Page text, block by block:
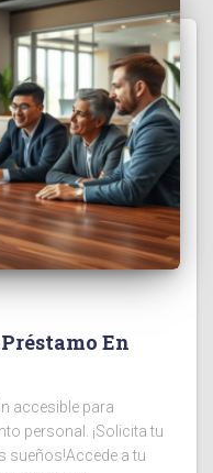
En
accesible para
personal. ¡Solicita tu
sueños!Accede a tu